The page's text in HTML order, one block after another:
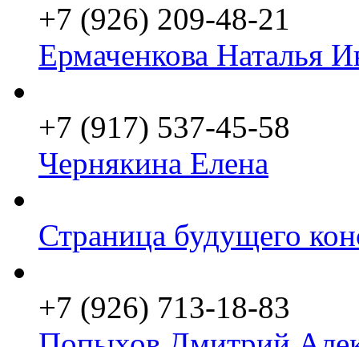
+7 (926) 209-48-21
Ермаченкова Наталья
+7 (917) 537-45-58
Чернякина Елена
Страница будущего
+7 (926) 713-18-83